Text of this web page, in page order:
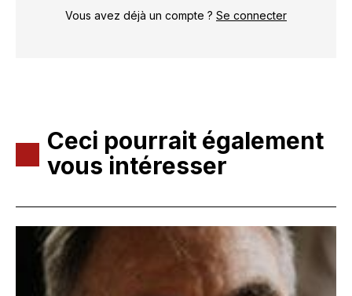
Vous avez déjà un compte ? Se connecter
Ceci pourrait également
vous intéresser